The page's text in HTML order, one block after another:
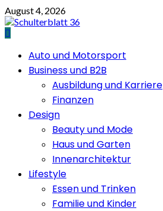
Skip
to
content
August 4, 2026
PrimaryAuto und Motorsport
Business und B2B
Ausbildung und Karriere
Finanzen
Design
Beauty und Mode
Haus und Garten
Innenarchitektur
Lifestyle
Essen und Trinken
Familie und Kinder